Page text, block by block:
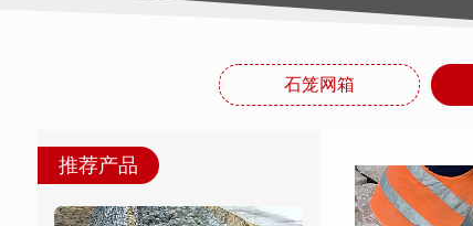
石笼网箱
推荐产品